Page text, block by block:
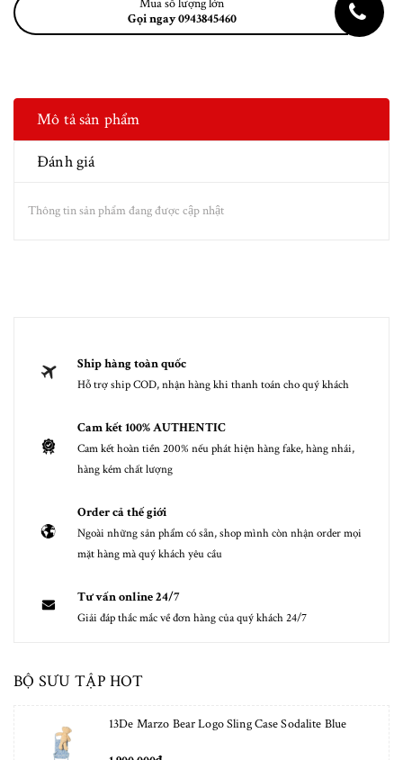
Mua số lượng lớn
Gọi ngay 0943845460
Mô tả sản phẩm
Đánh giá
Thông tin sản phẩm đang được cập nhật
Ship hàng toàn quốc
Hỗ trợ ship COD, nhận hàng khi thanh toán cho quý khách
Cam kết 100% AUTHENTIC
Cam kết hoàn tiền 200% nếu phát hiện hàng fake, hàng nhái,
hàng kém chất lượng
Order cả thế giới
Ngoài những sản phẩm có sẵn, shop mình còn nhận order mọi
mặt hàng mà quý khách yêu cầu
Tư vấn online 24/7
Giải đáp thắc mắc về đơn hàng của quý khách 24/7
BỘ SƯU TẬP HOT
13De Marzo Bear Logo Sling Case Sodalite Blue